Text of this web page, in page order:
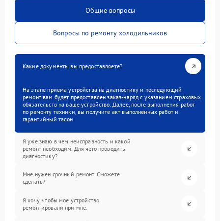
Общие вопросы
Вопросы по ремонту холодильников
Какие документы вы предоставляете?
На этапе приема устройства на диагностику и последующий
ремонт вам будет предоставлен заказ-наряд с указанием страховых
обязательств на ваше устройство. Далее, после выполнения работ
по ремонту техники, вы получите акт выполненных работ и
гарантийный талон.
Я уже знаю в чем неисправность и какой
ремонт необходим. Для чего проводить
диагностику?
Мне нужен срочный ремонт. Сможете
сделать?
Я хочу, чтобы мое устройство
ремонтировали при мне.